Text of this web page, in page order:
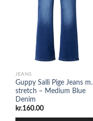
JEANS
Guppy Salli Pige Jeans m.
stretch – Medium Blue
Denim
kr.160.00